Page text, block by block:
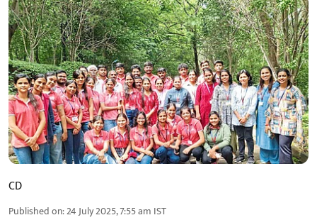
CD
Published on:24 July 2025, 7:55 am IST